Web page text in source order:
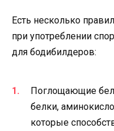
Есть несколько
при употреблении
для бодибилдеров:
Поглощающие
белки,
которые